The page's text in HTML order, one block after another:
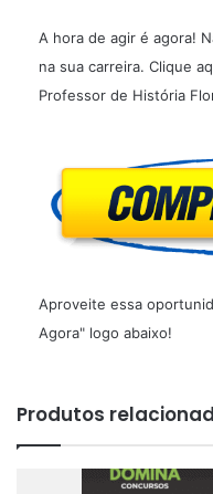
A hora de agir é agora!
na sua carreira. Clique
Professor de História
Aproveite essa
Agora" logo abaixo!
Produtos